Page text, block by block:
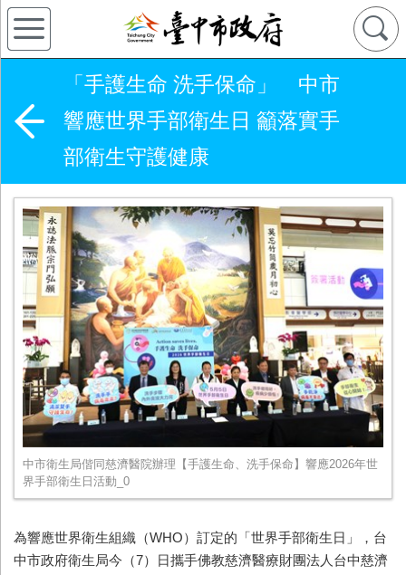
「手護生命 洗手保命」 中市
響應世界手部衛生日 籲落實手
部衛生守護健康
中市衛生局偕同慈濟醫院辦理【手護生命、洗手保命】響應2026年世
界手部衛生日活動_0
為響應世界衛生組織（WHO）訂定的「世界手部衛生日」，台
中市政府衛生局今（7）日攜手佛教慈濟醫療財團法人台中慈濟